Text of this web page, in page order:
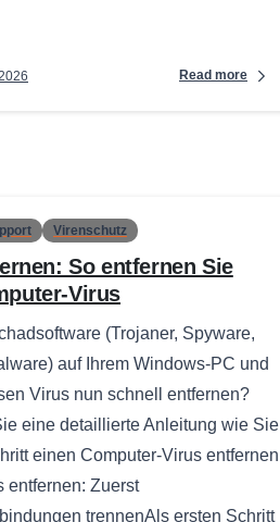
Read more
Virenschutz
So entfernen Sie
Virus
(Trojaner, Spyware,
auf Ihrem Windows-PC und
Virus nun schnell entfernen?
eine detaillierte Anleitung wie Sie
einen Computer-Virus entfernen
entfernen: Zuerst
trennenAls ersten Schritt